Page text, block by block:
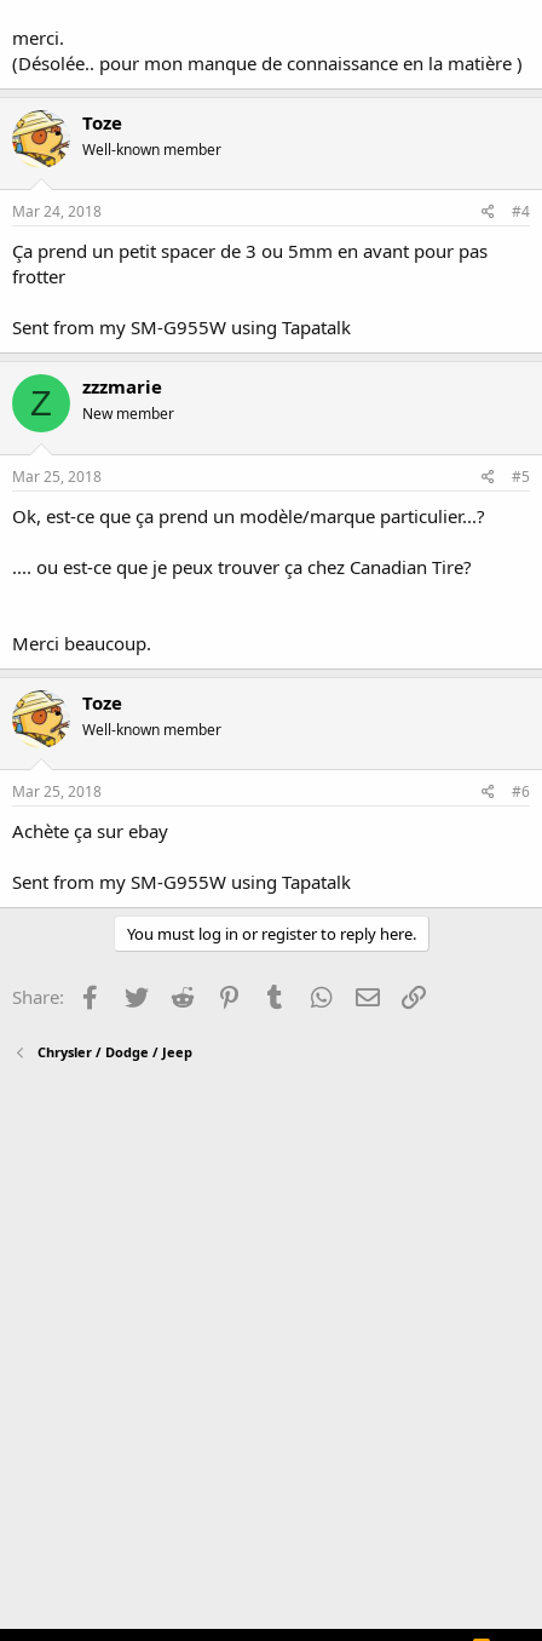
merci.
(Désolée.. pour mon manque de connaissance en la matière )
Toze
Well-known member
Mar 24, 2018 #4
Ça prend un petit spacer de 3 ou 5mm en avant pour pas
frotter
Sent from my SM-G955W using Tapatalk
Z zzzmarie
New member
Mar 25, 2018 #5
Ok, est-ce que ça prend un modèle/marque particulier...?
.... ou est-ce que je peux trouver ça chez Canadian Tire?
Merci beaucoup.
Toze
Well-known member
Mar 25, 2018 #6
Achète ça sur ebay
Sent from my SM-G955W using Tapatalk
You must log in or register to reply here.
Share: Facebook
Twitter Reddit PinterestTumblr WhatsApp
Email
Chrysler / Dodge / Jeep